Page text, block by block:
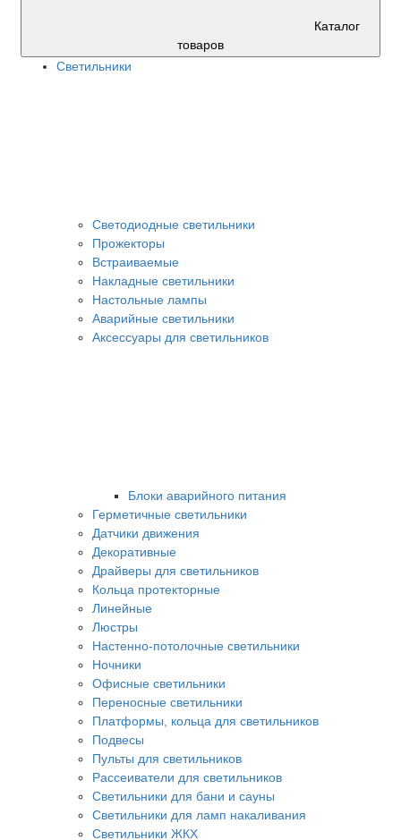
Каталог
товаров
Светильники
Светодиодные светильники
Прожекторы
Встраиваемые
Накладные светильники
Настольные лампы
Аварийные светильники
Аксессуары для светильников
Блоки аварийного питания
Герметичные светильники
Датчики движения
Декоративные
Драйверы для светильников
Кольца протекторные
Линейные
Люстры
Настенно-потолочные светильники
Ночники
Офисные светильники
Переносные светильники
Платформы, кольца для светильников
Подвесы
Пульты для светильников
Рассеиватели для светильников
Светильники для бани и сауны
Светильники для ламп накаливания
Светильники ЖКХ